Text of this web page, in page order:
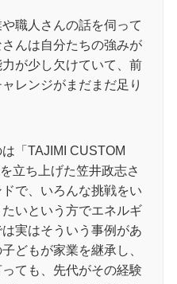
職人さんの話を伺って
んは自分たちの強みが
が少し欠けていて、前
レンジがまだまだ足り
「TAJIMI CUSTOM
立ち上げた笠井政志さ
で、いろんな挑戦をい
いという方でエネルギ
実はそういう事例があ
どもが家業を継承し、
ても、先代がその経験